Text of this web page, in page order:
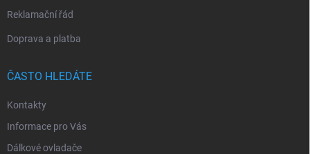
Reklamační řád
Doprava a platba
ČASTO HLEDÁTE
Kontakty
Informace pro Vás
Dálkové ovladače